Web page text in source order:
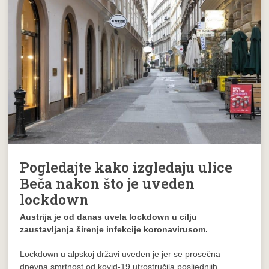
Pogledajte kako izgledaju ulice
Beča nakon što je uveden
lockdown
Austrija je od danas uvela lockdown u cilju
zaustavljanja širenje infekcije koronavirusom.
Lockdown u alpskoj državi uveden je jer se prosečna
dnevna smrtnost od kovid-19 utrostručila posljednjih